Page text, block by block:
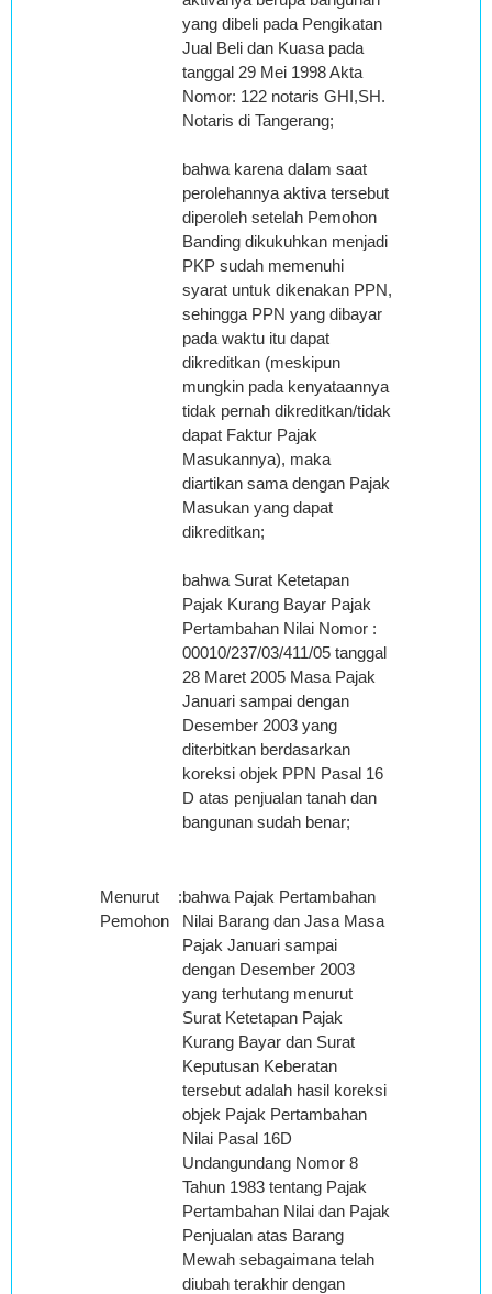
yang dibeli pada Pengikatan
Jual Beli dan Kuasa pada
tanggal 29 Mei 1998 Akta
Nomor: 122 notaris GHI,SH.
Notaris di Tangerang;
bahwa karena dalam saat
perolehannya aktiva tersebut
diperoleh setelah Pemohon
Banding dikukuhkan menjadi
PKP sudah memenuhi
syarat untuk dikenakan PPN,
sehingga PPN yang dibayar
pada waktu itu dapat
dikreditkan (meskipun
mungkin pada kenyataannya
tidak pernah dikreditkan/tidak
dapat Faktur Pajak
Masukannya), maka
diartikan sama dengan Pajak
Masukan yang dapat
dikreditkan;
bahwa Surat Ketetapan
Pajak Kurang Bayar Pajak
Pertambahan Nilai Nomor :
00010/237/03/411/05 tanggal
28 Maret 2005 Masa Pajak
Januari sampai dengan
Desember 2003 yang
diterbitkan berdasarkan
koreksi objek PPN Pasal 16
D atas penjualan tanah dan
bangunan sudah benar;
Menurut
Pemohon
:bahwa Pajak Pertambahan
Nilai Barang dan Jasa Masa
Pajak Januari sampai
dengan Desember 2003
yang terhutang menurut
Surat Ketetapan Pajak
Kurang Bayar dan Surat
Keputusan Keberatan
tersebut adalah hasil koreksi
objek Pajak Pertambahan
Nilai Pasal 16D
Undangundang Nomor 8
Tahun 1983 tentang Pajak
Pertambahan Nilai dan Pajak
Penjualan atas Barang
Mewah sebagaimana telah
diubah terakhir dengan